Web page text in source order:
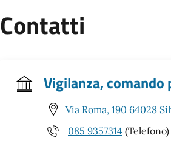
Contatti
Vigilanza, comando
Via Roma, 190 64028
085 9357314 (Telefono)